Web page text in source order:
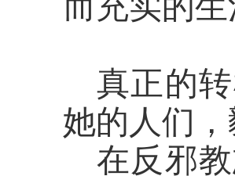
真正的
她的人们
在反邪